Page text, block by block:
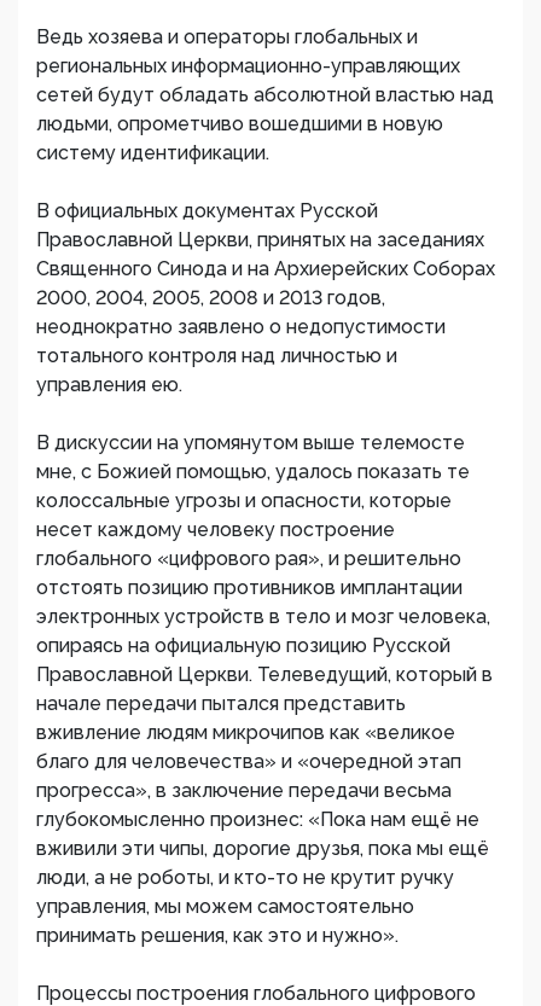
Ведь хозяева и операторы глобальных и
региональных информационно-управляющих
сетей будут обладать абсолютной властью над
людьми, опрометчиво вошедшими в новую
систему идентификации.
В официальных документах Русской
Православной Церкви, принятых на заседаниях
Священного Синода и на Архиерейских Соборах
2000, 2004, 2005, 2008 и 2013 годов,
неоднократно заявлено о недопустимости
тотального контроля над личностью и
управления ею.
В дискуссии на упомянутом выше телемосте
мне, с Божией помощью, удалось показать те
колоссальные угрозы и опасности, которые
несет каждому человеку построение
глобального «цифрового рая», и решительно
отстоять позицию противников имплантации
электронных устройств в тело и мозг человека,
опираясь на официальную позицию Русской
Православной Церкви. Телеведущий, который в
начале передачи пытался представить
вживление людям микрочипов как «великое
благо для человечества» и «очередной этап
прогресса», в заключение передачи весьма
глубокомысленно произнес: «Пока нам ещё не
вживили эти чипы, дорогие друзья, пока мы ещё
люди, а не роботы, и кто-то не крутит ручку
управления, мы можем самостоятельно
принимать решения, как это и нужно».
Процессы построения глобального цифрового